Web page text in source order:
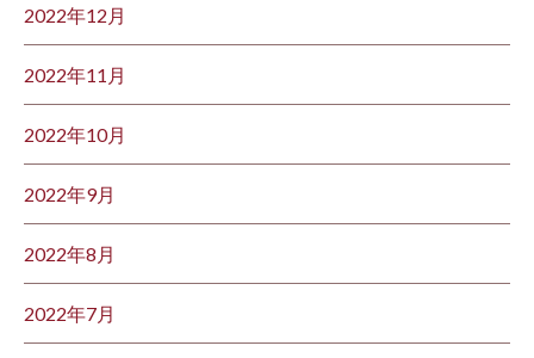
2022年12月
2022年11月
2022年10月
2022年9月
2022年8月
2022年7月